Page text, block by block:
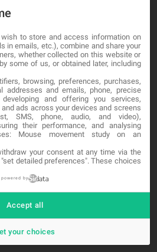
S.L.
to store and access information on
in emails, etc.), combine and share your
whether collected on this website or
some of us, or obtained later, including
browsing, preferences, purchases,
addresses and emails, phone, precise
and offering you services,
ads across your devices and screens
SMS, phone, audio, and video),
their performance, and analysing
Mouse movement study on an
your consent at any time via the
detailed preferences". These choices
powered by
your choices
Accept all